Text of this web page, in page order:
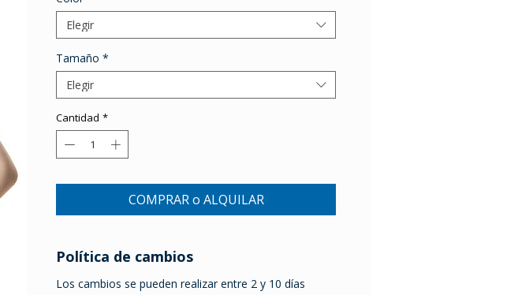
Elegir
Tamaño *
Elegir
Cantidad *
COMPRAR o ALQUILAR
Política de cambios
Los cambios se pueden realizar entre 2 y 10 días